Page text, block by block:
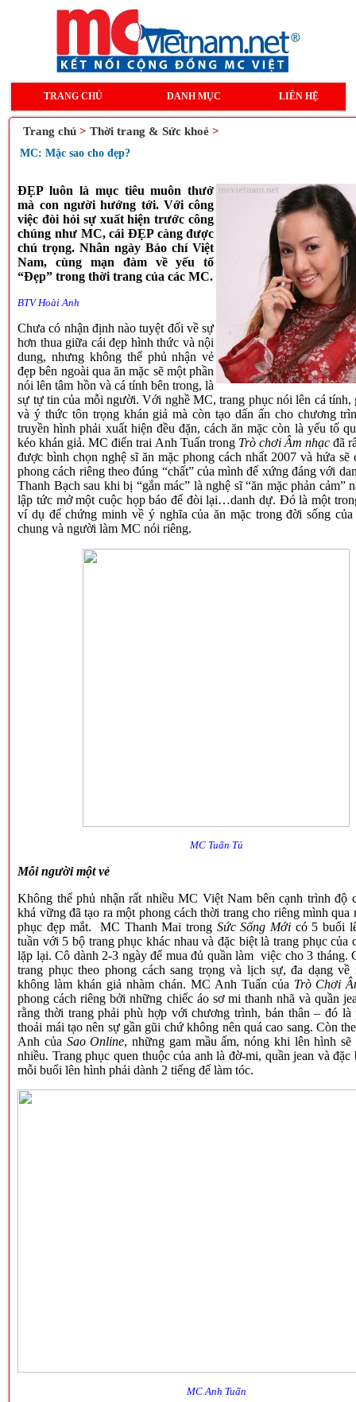
TRANG CHỦ DANH MỤC LIÊN HỆ
Trang chủ>Thời trang & Sức khoẻ >
MC: Mặc sao cho đẹp?
ĐẸP luôn là mục tiêu muôn thưở
mà con người hướng tới. Với công
việc đòi hỏi sự xuất hiện trước công
chúng như MC, cái ĐẸP càng được
chú trọng. Nhân ngày Báo chí Việt
Nam, cùng mạn đàm về yếu tố
“Đẹp” trong thời trang của các MC.
BTV Hoài Anh
Chưa có nhận định nào tuyệt đối về sự
hơn thua giữa cái đẹp hình thức và nội
dung, nhưng không thể phủ nhận vẻ
đẹp bên ngoài qua ăn mặc sẽ một phần
nói lên tâm hồn và cá tính bên trong, là
sự tự tin của mỗi người. Với nghề MC, trang phục nói lên cá tính,
và ý thức tôn trọng khán giả mà còn tạo dấn ấn cho chương
truyền hình phải xuất hiện đều đặn, cách ăn mặc còn là yếu tố
kéo khán giả. MC điển trai Anh Tuấn trong Trò chơi Âm nhạcđã
được bình chọn nghệ sĩ ăn mặc phong cách nhất 2007 và hứa sẽ
phong cách riêng theo đúng “chất” của mình để xứng đáng với
Thanh Bạch sau khi bị “gắn mác” là nghệ sĩ “ăn mặc phản cảm”
lập tức mở một cuộc họp báo để đòi lại…danh dự. Đó là một
ví dụ để chứng minh về ý nghĩa của ăn mặc trong đời sống
chung và người làm MC nói riêng.
MC Tuấn Tú
Mỗi người một vẻ
Không thể phủ nhận rất nhiều MC ViệtNam bên cạnh trình độ
khá vững đã tạo ra một phong cách thời trang cho riêng mình qua
phục đẹp mắt. MC Thanh Mai trong Sức Sống Mới có 5 buổi
tuần với 5 bộ trang phục khác nhau và đặc biệt là trang phục của
lặp lại. Cô dành 2-3 ngày để mua đủ quần làm việc cho 3 tháng.
trang phục theo phong cách sang trọng và lịch sự, đa dạng về
không làm khán giả nhàm chán. MC Anh Tuấn của Trò Chơi
phong cách riêng bởi những chiếc áo sơ mi thanh nhã và quần
rằng thời trang phải phù hợp với chương trình, bản thân – đó là
thoải mái tạo nên sự gần gũi chứ không nên quá cao sang. Còn
Anh của Sao Online, những gam mầu ấm, nóng khi lên hình sẽ
nhiều. Trang phục quen thuộc của anh là đờ-mi, quần jean và đặc
mỗi buổi lên hình phải dành 2 tiếng để làm tóc.
MC Anh Tuấn